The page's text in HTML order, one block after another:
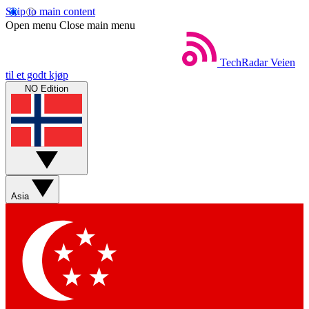
Skip to main content
Open menu Close main menu
TechRadar Veien
til et godt kjøp
NO Edition
Asia